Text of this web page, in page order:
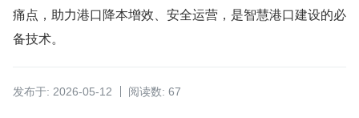
痛点，助力港口降本增效、安全运营，是智慧港口建设的必
备技术。
发布于: 2026-05-12 阅读数: 67